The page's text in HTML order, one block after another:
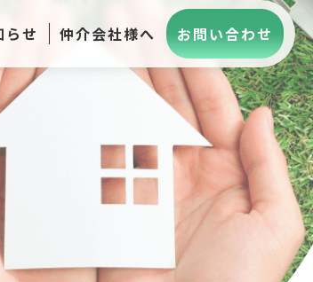
らせ 仲介会社様へ お問い合わせ